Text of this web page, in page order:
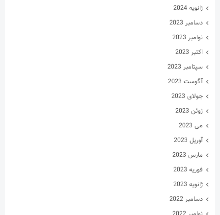
سپتامبر 2023
آگوست 2023
جولای 2023
ژوئن 2023
آوریل 2023
مارس 2023
فوریه 2023
ژانویه 2023
دسامبر 2022
نوامبر 2022
اکتبر 2022
سپتامبر 2022
آگوست 2022
جولای 2022